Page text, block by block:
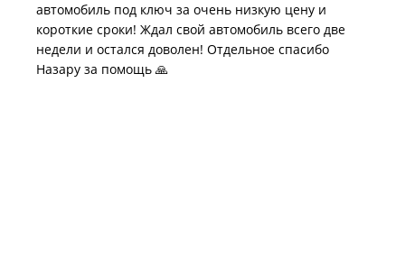
автомобиль под ключ за очень низкую цену и
короткие сроки! Ждал свой автомобиль всего две
недели и остался доволен! Отдельное спасибо
Назару за помощь 🙏